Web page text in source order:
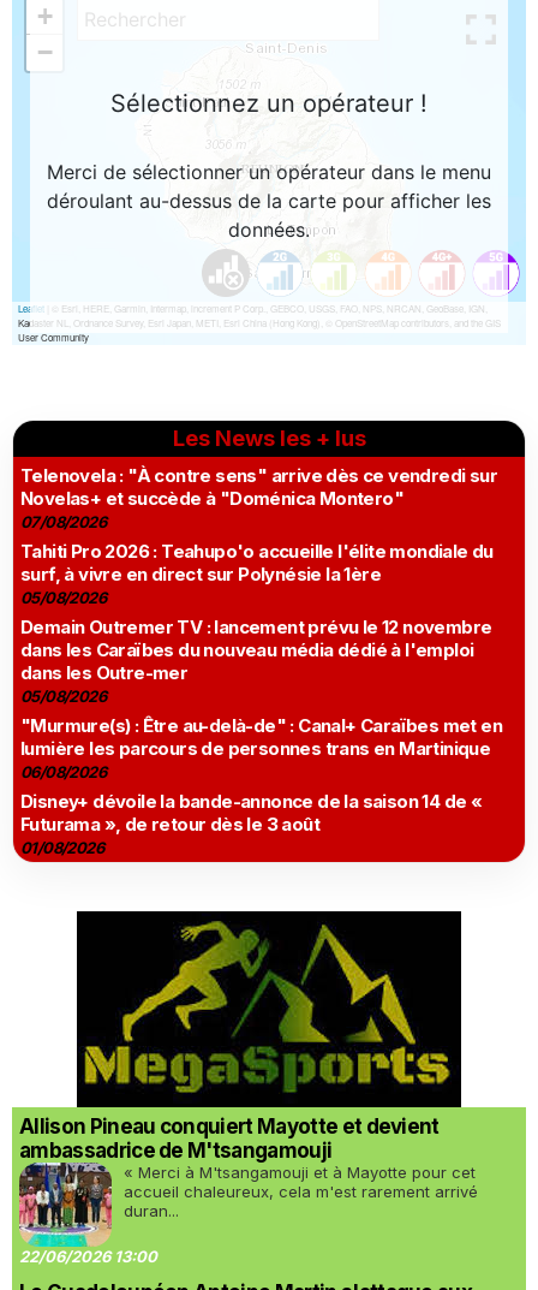
Les News les + lus
Telenovela : "À contre sens" arrive dès ce vendredi sur
Novelas+ et succède à "Doménica Montero"
07/08/2026
Tahiti Pro 2026 : Teahupo'o accueille l'élite mondiale du
surf, à vivre en direct sur Polynésie la 1ère
05/08/2026
Demain Outremer TV : lancement prévu le 12 novembre
dans les Caraïbes du nouveau média dédié à l'emploi
dans les Outre-mer
05/08/2026
"Murmure(s) : Être au-delà-de" : Canal+ Caraïbes met en
lumière les parcours de personnes trans en Martinique
06/08/2026
Disney+ dévoile la bande-annonce de la saison 14 de «
Futurama », de retour dès le 3 août
01/08/2026
Allison Pineau conquiert Mayotte et devient
ambassadrice de M'tsangamouji
« Merci à M'tsangamouji et à Mayotte pour cet
accueil chaleureux, cela m'est rarement arrivé
duran...
22/06/2026 13:00